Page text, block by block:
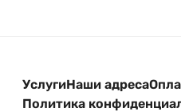
УслугиНаши адреса
Политика